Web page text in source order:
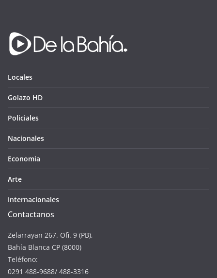
Locales
Golazo HD
Policiales
Nacionales
Economia
Arte
Internacionales
Contactanos
Zelarrayan 267. Ofi. 9 (PB),
Bahía Blanca CP (8000)
Teléfono:
0291 488-9688/ 488-3316